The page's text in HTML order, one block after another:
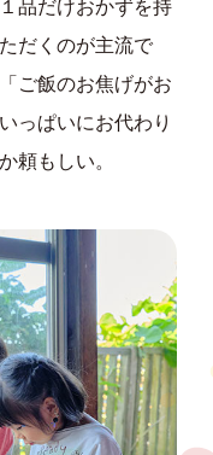
品だけおかずを持
だくのが主流で
ご飯のお焦げがお
っぱいにお代わり
頼もしい。